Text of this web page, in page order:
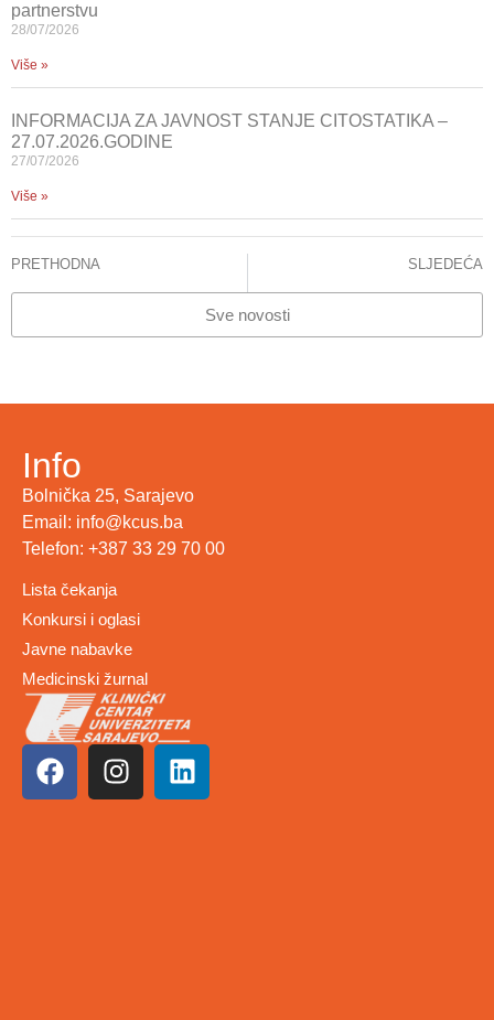
partnerstvu
28/07/2026
Više »
INFORMACIJA ZA JAVNOST STANJE CITOSTATIKA –
27.07.2026.GODINE
27/07/2026
Više »
PRETHODNA SLJEDEĆA
Sve novosti
Info
Bolnička 25, Sarajevo
Email: info@kcus.ba
Telefon: +387 33 29 70 00
Lista čekanja
Konkursi i oglasi
Javne nabavke
Medicinski žurnal